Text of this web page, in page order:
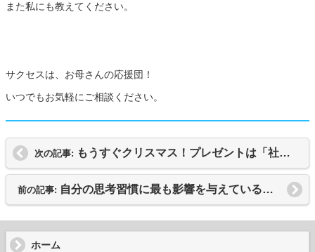
また私にも教えてください。
サクセスは、お母さんの応援団！
いつでもお気軽にご相談ください。
次の記事: もうすぐクリスマス！プレゼントは「社会性」！
前の記事: 自分の思考習慣に最も影響を与えているのは・・・
ホーム